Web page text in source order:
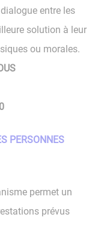
entre les
solution à leur
ou morales.
PERSONNES
permet un
prévus